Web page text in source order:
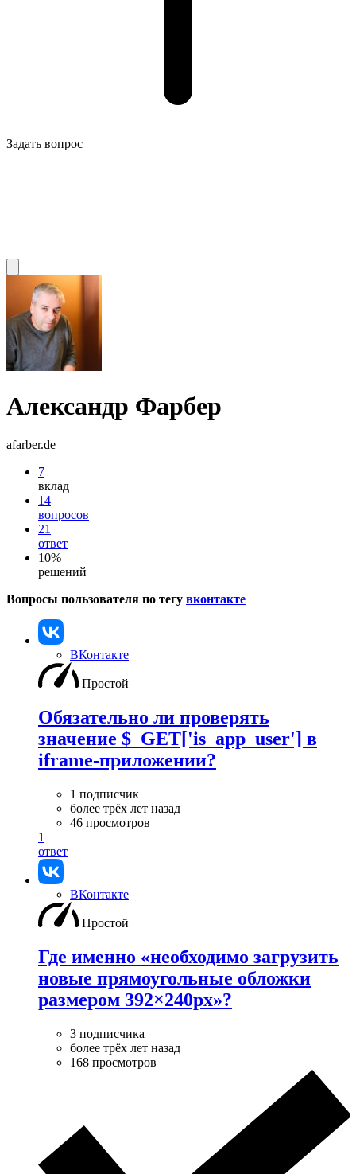
Задать вопрос
Александр Фарбер
afarber.de
7
вклад
14
вопросов
21
ответ
10%
решений
Вопросы пользователя по тегу вконтакте
ВКонтакте
Простой
Обязательно ли проверять
значение $_GET['is_app_user'] в
iframe-приложении?
1 подписчик
более трёх лет назад
46 просмотров
1
ответ
ВКонтакте
Простой
Где именно «необходимо загрузить
новые прямоугольные обложки
размером 392×240px»?
3 подписчика
более трёх лет назад
168 просмотров